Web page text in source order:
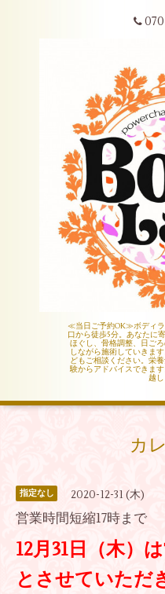
≪当日ご予約OK≫ボディラ
口から徒歩5分。あなたに
ほぐし、骨格調整、日ご
しながら施術していきま
どもご相談ください。栄
験からアドバイスできま
越し
カ
指定なし 2020-12-31 (木)
営業時間短縮17時まで
12月31日（木）
とさせていただ